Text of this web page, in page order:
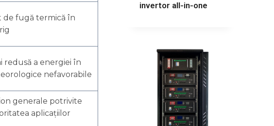
de fugă termică în
redusă a energiei în
nefavorabile
generale potrivite
aplicațiilor
invertor all-in-one